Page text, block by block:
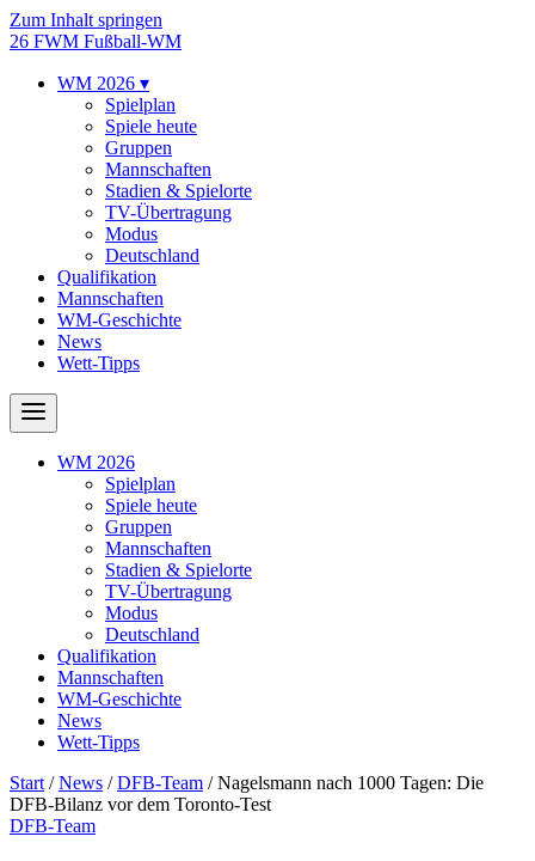
Zum Inhalt springen
26 FWM Fußball-WM
WM 2026 ▾
Spielplan
Spiele heute
Gruppen
Mannschaften
Stadien & Spielorte
TV-Übertragung
Modus
Deutschland
Qualifikation
Mannschaften
WM-Geschichte
News
Wett-Tipps
WM 2026
Spielplan
Spiele heute
Gruppen
Mannschaften
Stadien & Spielorte
TV-Übertragung
Modus
Deutschland
Qualifikation
Mannschaften
WM-Geschichte
News
Wett-Tipps
Start /News /DFB-Team /Nagelsmann nach 1000 Tagen: Die
DFB-Bilanz vor dem Toronto-Test
DFB-Team